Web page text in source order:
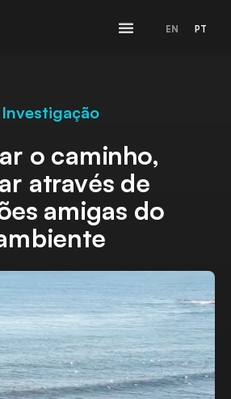
EN PT
Investigação
o caminho,
através de
amigas do